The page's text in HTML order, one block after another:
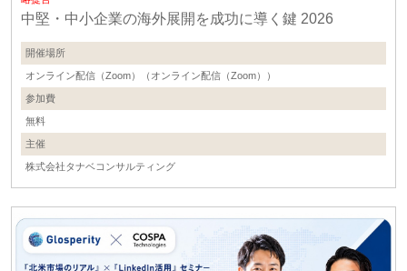
中堅・中小企業の海外展開を成功に導く鍵 2026
開催場所
オンライン配信（Zoom）（オンライン配信（Zoom））
参加費
無料
主催
株式会社タナベコンサルティング